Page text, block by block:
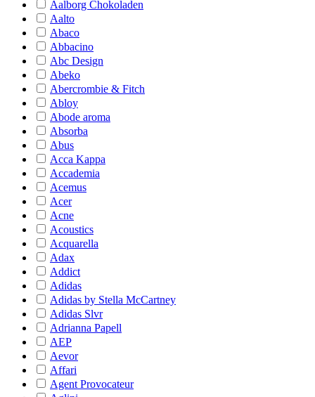
Aalborg Chokoladen
Aalto
Abaco
Abbacino
Abc Design
Abeko
Abercrombie & Fitch
Abloy
Abode aroma
Absorba
Abus
Acca Kappa
Accademia
Acemus
Acer
Acne
Acoustics
Acquarella
Adax
Addict
Adidas
Adidas by Stella McCartney
Adidas Slvr
Adrianna Papell
AEP
Aevor
Affari
Agent Provocateur